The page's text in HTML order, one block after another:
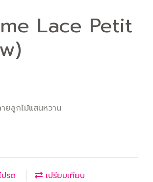
Lace Petit
ยลูกไม้แสนหวาน
ปรด
เปรียบเทียบ